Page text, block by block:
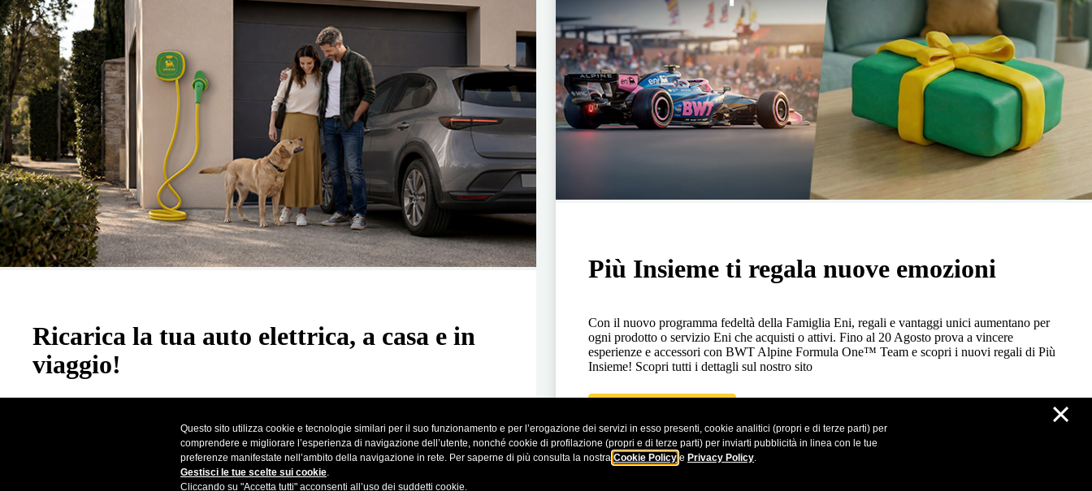
Questo sito utilizza cookie e tecnologie similari per il suo funzionamento e per l’erogazione dei servizi in esso presenti, cookie analitici (propri e di terze parti) per
comprendere e migliorare l’esperienza di navigazione dell’utente, nonché cookie di profilazione (propri e di terze parti) per inviarti pubblicità in linea con le tue
preferenze manifestate nell’ambito della navigazione in rete. Per saperne di più consulta la nostra Cookie Policy e Privacy Policy.
Gestisci le tue scelte sui cookie.
Cliccando su "Accetta tutti" acconsenti all’uso dei suddetti cookie.
×
Ricarica la tua auto elettrica, a casa e in
viaggio!
sull’app Plenitude On The Road per le tue ricariche fuori casa. Passa nei nostri store e
scopri tutti i dettagli dell’offerta!
Più Insieme ti regala nuove emozioni
Con il nuovo programma fedeltà della Famiglia Eni, regali e vantaggi unici aumentano per
ogni prodotto o servizio Eni che acquisti o attivi. Fino al 20 Agosto prova a vincere
esperienze e accessori con BWT Alpine Formula One™ Team e scopri i nuovi regali di Più
Insieme! Scopri tutti i dettagli sul nostro sito